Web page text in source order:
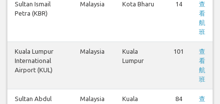
Sultan Ismail
Petra (KBR)
Malaysia Kota Bharu 14
查
看
航
班
Kuala Lumpur
International
Airport (KUL)
Malaysia
Kuala
Lumpur
101
查
看
航
班
Sultan Abdul
Malaysia
Kuala
84
查